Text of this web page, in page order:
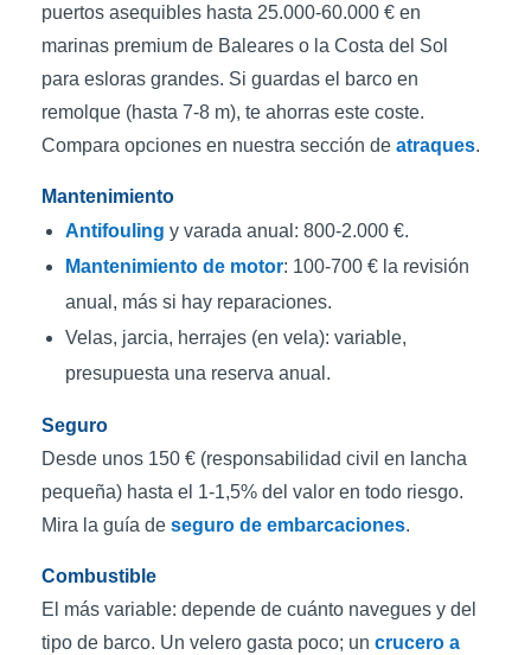
puertos asequibles hasta 25.000-60.000 € en
marinas premium de Baleares o la Costa del Sol
para esloras grandes. Si guardas el barco en
remolque (hasta 7-8 m), te ahorras este coste.
Compara opciones en nuestra sección de atraques.
Mantenimiento
Antifouling y varada anual: 800-2.000 €.
Mantenimiento de motor: 100-700 € la revisión
anual, más si hay reparaciones.
Velas, jarcia, herrajes (en vela): variable,
presupuesta una reserva anual.
Seguro
Desde unos 150 € (responsabilidad civil en lancha
pequeña) hasta el 1-1,5% del valor en todo riesgo.
Mira la guía de seguro de embarcaciones.
Combustible
El más variable: depende de cuánto navegues y del
tipo de barco. Un velero gasta poco; un crucero a